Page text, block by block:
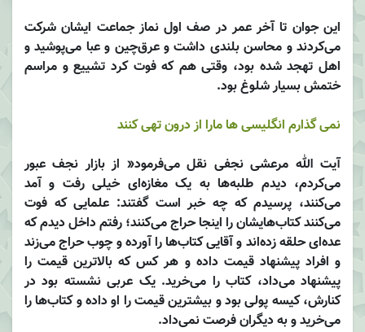
این جوان تا آخر عمر در صف اول نماز جماعت ایشان شرکت
می‌کردند و محاسن بلندی داشت و عرق‌چین و عبا می‌پوشید و
اهل تهجد شده بود، وقتی هم که فوت کرد تشییع و مراسم
ختمش بسیار شلوغ بود.
نمی گذارم انگلیسی ها مارا از درون تهی کنند
آیت الله مرعشی نجفی نقل می‌فرمود« از بازار نجف عبور
می‌کردم، دیدم طلبه‌ها به یک مغازه‌ای خیلی رفت و آمد
می‌کنند، پرسیدم که چه خبر است گفتند: علمایی که فوت
می‌کنند کتاب‌هایشان را اینجا حراج می‌کنند؛ رفتم داخل دیدم که
عده‌ای حلقه‌ زده‌اند و آقایی کتاب‌ها را آورده و چوب حراج می‌زند
و افراد پیشنهاد قیمت داده و هر کس که بالاترین قیمت را
پیشنهاد می‌داد، کتاب را می‌خرید. یک عربی نشسته بود در
کنارش، کیسه پولی بود و بیشترین قیمت را او داده و کتاب‌ها را
می‌خرید و به دیگران فرصت نمی‌داد.